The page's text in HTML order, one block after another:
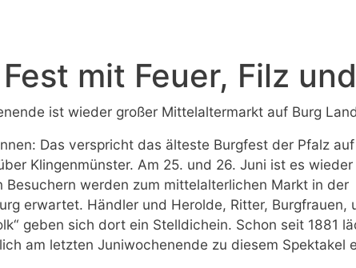
Fest mit Feuer, Filz
ist wieder großer Mittelaltermarkt auf Burg
Das verspricht das älteste Burgfest der Pfalz
Klingenmünster. Am 25. und 26. Juni ist es wieder
Besuchern werden zum mittelalterlichen Markt in der
erwartet. Händler und Herolde, Ritter, Burgfrauen,
geben sich dort ein Stelldichein. Schon seit 1881
am letzten Juniwochenende zu diesem Spektakel